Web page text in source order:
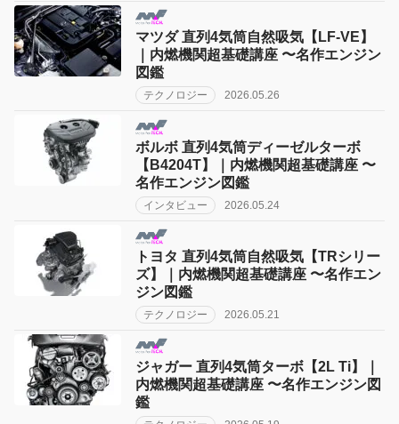
マツダ 直列4気筒自然吸気【LF-VE】
｜内燃機関超基礎講座 〜名作エンジン
図鑑
テクノロジー 2026.05.26
ボルボ 直列4気筒ディーゼルターボ
【B4204T】｜内燃機関超基礎講座 〜
名作エンジン図鑑
インタビュー 2026.05.24
トヨタ 直列4気筒自然吸気【TRシリー
ズ】｜内燃機関超基礎講座 〜名作エン
ジン図鑑
テクノロジー 2026.05.21
ジャガー 直列4気筒ターボ【2L Ti】｜
内燃機関超基礎講座 〜名作エンジン図
鑑